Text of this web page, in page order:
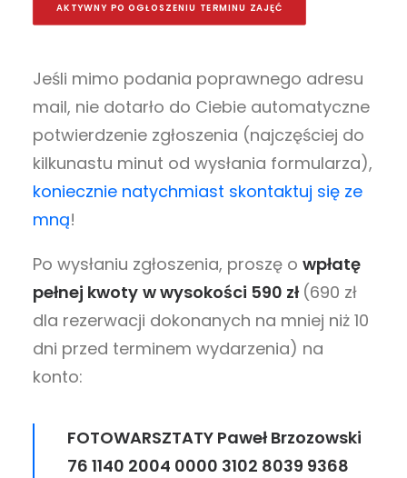
AKTYWNY PO OGŁOSZENIU TERMINU ZAJĘĆ
Jeśli mimo podania poprawnego adresu
mail, nie dotarło do Ciebie automatyczne
potwierdzenie zgłoszenia (najczęściej do
kilkunastu minut od wysłania formularza),
koniecznie natychmiast skontaktuj się ze
mną!
Po wysłaniu zgłoszenia, proszę o wpłatę
pełnej kwoty w wysokości 590 zł (690 zł
dla rezerwacji dokonanych na mniej niż 10
dni przed terminem wydarzenia) na
konto:
FOTOWARSZTATY Paweł Brzozowski
76 1140 2004 0000 3102 8039 9368